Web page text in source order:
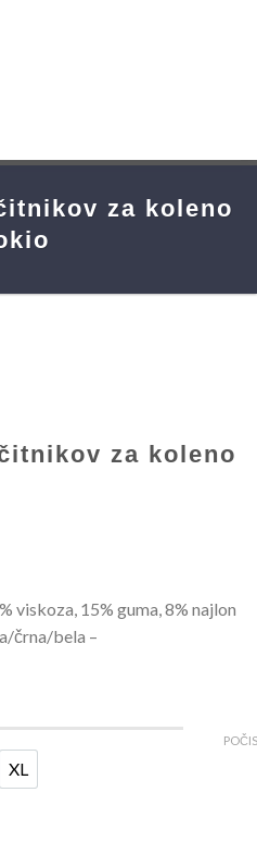
za koleno
za koleno
viskoza, 15% guma, 8% najlon
črna/bela –
XL
XL
Moder